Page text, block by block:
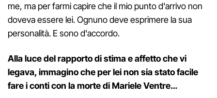
me, ma per farmi capire che il mio punto d'arrivo non
doveva essere lei. Ognuno deve esprimere la sua
personalità. E sono d'accordo.
Alla luce del rapporto di stima e affetto che vi
legava, immagino che per lei non sia stato facile
fare i conti con la morte di Mariele Ventre…